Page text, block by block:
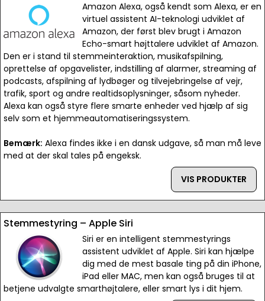
Amazon Alexa, også kendt som Alexa, er en
virtuel assistent AI-teknologi udviklet af
Amazon, der først blev brugt i Amazon
Echo-smart højttalere udviklet af Amazon.
Den er i stand til stemmeinteraktion, musikafspilning,
oprettelse af opgavelister, indstilling af alarmer, streaming af
podcasts, afspilning af lydbøger og tilvejebringelse af vejr,
trafik, sport og andre realtidsoplysninger, såsom nyheder.
Alexa kan også styre flere smarte enheder ved hjælp af sig
selv som et hjemmeautomatiseringssystem.
Bemærk: Alexa findes ikke i en dansk udgave, så man må leve
med at der skal tales på engeksk.
VIS PRODUKTER
Stemmestyring – Apple Siri
Siri er en intelligent stemmestyrings
assistent udviklet af Apple. Siri kan hjælpe
dig med de mest basale ting på din iPhone,
iPad eller MAC, men kan også bruges til at
betjene udvalgte smarthøjtalere, eller smart lys i dit hjem.